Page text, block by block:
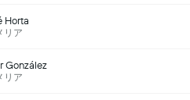
Horta
リア
González
リア